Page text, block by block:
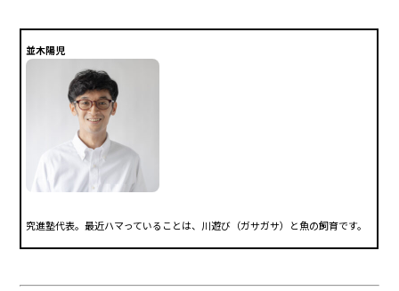
並木陽児
究進塾代表。最近ハマっていることは、川遊び（ガサガサ）と魚の飼育です。